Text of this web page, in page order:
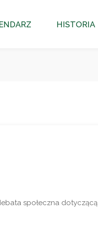
HISTORIA
społeczna dotyczącą